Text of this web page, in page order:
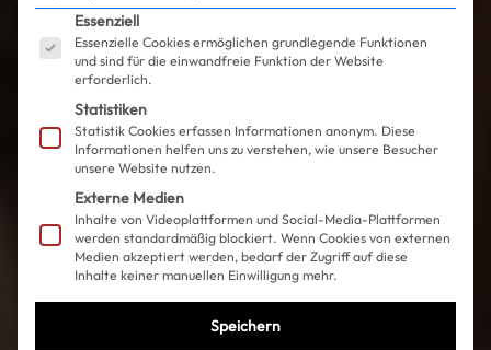
Es folgt eine Liste der Service-Gruppen, für die
Essenziell
Essenzielle Cookies ermöglichen grundlegende Funktionen
und sind für die einwandfreie Funktion der Website
erforderlich.
Statistiken
Statistik Cookies erfassen Informationen anonym. Diese
Informationen helfen uns zu verstehen, wie unsere Besucher
unsere Website nutzen.
Externe Medien
Inhalte von Videoplattformen und Social-Media-Plattformen
werden standardmäßig blockiert. Wenn Cookies von externen
Medien akzeptiert werden, bedarf der Zugriff auf diese
Inhalte keiner manuellen Einwilligung mehr.
Speichern